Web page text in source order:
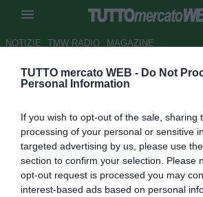
TUTTO mercato WEB - Do Not
Personal Information
If you wish to opt-out of the sale, sharing
processing of your personal or sensitive
targeted advertising by us, please use
section to confirm your selection. Please
opt-out request is processed you may
interest-based ads based on personal
NOTIZIE TMW RADIO MAGAZINE
Napoli, Mazzarri: "Il
Autore Matteo Magrini
28.10.2009 23:56
vedi letture